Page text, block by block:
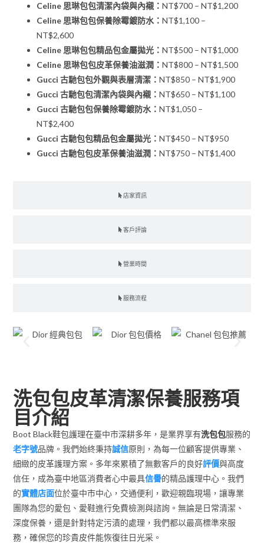
店家資訊
客戶評論
營業時間
服務流程
Celine 思琳包包清潔內袋與內襯：NT$700 – NT$1,200
Celine 思琳包包保養除霉鍍防水：NT$1,100 –
NT$2,600
Celine 思琳包包精品包金屬拋光：NT$500 – NT$1,000
Celine 思琳包包皮革保養油滋潤：NT$800 – NT$1,500
Gucci 古馳包包外觀與表層清潔：NT$850 – NT$1,900
Gucci 古馳包包清潔內袋與內襯：NT$650 – NT$1,100
Gucci 古馳包包保養除霉鍍防水：NT$1,050 –
NT$2,400
Gucci 古馳包包精品包金屬拋光：NT$450 – NT$950
Gucci 古馳包包皮革保養油滋潤：NT$750 – NT$1,400
洗包包皮革清潔保養服務項
目介紹
Boot Black鞋包護理在臺中市深耕多年，是業界享有洗包包服務的
老字號品牌。我們始終秉持誠信原則，為每一位顧客提供專業、
細緻的皮革護理方案。多年來累積了無數客戶的良好評價與高度
信任，成為臺中地區消費者心中最具信譽的精品護理中心。我們
的實體店面位於臺中市中心，交通便利，歡迎親臨現場，讓專業
團隊為您的愛包、愛鞋進行免費檢測與諮詢。無論是日常清潔、
深度保養，還是針對特定污漬的處理，我們都以最高標準來服
務，確保您的珍貴皮件能恢復往日光采。